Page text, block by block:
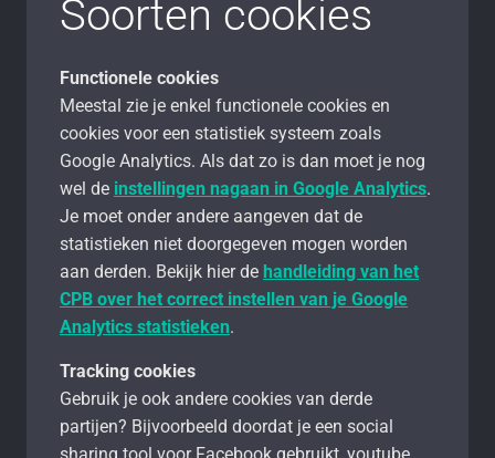
Soorten cookies
Functionele cookies
Meestal zie je enkel functionele cookies en
cookies voor een statistiek systeem zoals
Google Analytics. Als dat zo is dan moet je nog
wel de instellingen nagaan in Google Analytics.
Je moet onder andere aangeven dat de
statistieken niet doorgegeven mogen worden
aan derden. Bekijk hier de handleiding van het
CPB over het correct instellen van je Google
Analytics statistieken.
Tracking cookies
Gebruik je ook andere cookies van derde
partijen? Bijvoorbeeld doordat je een social